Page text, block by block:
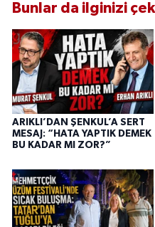
Bunlar da ilginizi
ARIKLI’DAN ŞENKUL’A SERT
MESAJ: “HATA YAPTIK DEMEK
BU KADAR MI ZOR?”